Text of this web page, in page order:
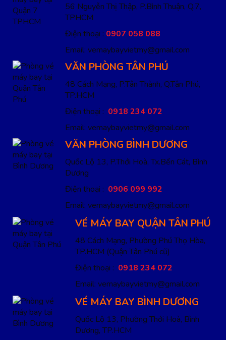
56 Nguyễn Thị Thập, P.Bình Thuận, Q.7,
TPHCM
Điện thoại : 0907 058 088
Email: vemaybayvietmy@gmail.com
VĂN PHÒNG TÂN PHÚ
48 Cách Mạng, P.Tân Thành, Q.Tân Phú,
TP.HCM
Điện thoại : 0918 234 072
Email: vemaybayvietmy@gmail.com
VĂN PHÒNG BÌNH DƯƠNG
Quốc Lộ 13, P.Thới Hoà, Tx.Bến Cát, Bình
Dương
Điện thoại : 0906 099 992
Email: vemaybayvietmy@gmail.com
VÉ MÁY BAY QUẬN TÂN PHÚ
48 Cách Mạng, Phường Phú Thọ Hòa,
TP.HCM (Quận Tân Phú cũ)
Điện thoại : 0918 234 072
Email: vemaybayvietmy@gmail.com
VÉ MÁY BAY BÌNH DƯƠNG
Quốc Lộ 13, Phường Thới Hoà, Bình
Dương, TP.HCM